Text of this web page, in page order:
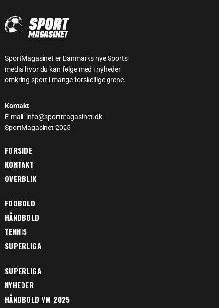
SportMagasinet er Danmarks nye Sports
media hvor du kan følge med i nyheder
omkring sport i mange forskellige grene.
Kontakt
E-mail: info@sportmagasinet.dk
SportMagasinet 2025
FORSIDE
KONTAKT
OVERBLIK
FODBOLD
HÅNDBOLD
TENNIS
SUPERLIGA
SUPERLIGA
NYHEDER
HÅNDBOLD VM 2025